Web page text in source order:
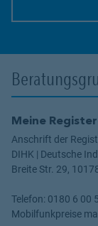
Meine
Anschrift der
DIHK | Deutsche
Breite Str. 29,
Telefon: 0180 6 00
Mobilfunkpreise